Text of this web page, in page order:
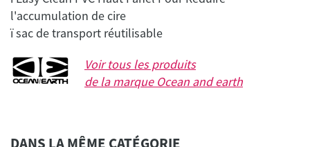
l'accumulation de cire
Voir tous les produits
de la marque Ocean and earth